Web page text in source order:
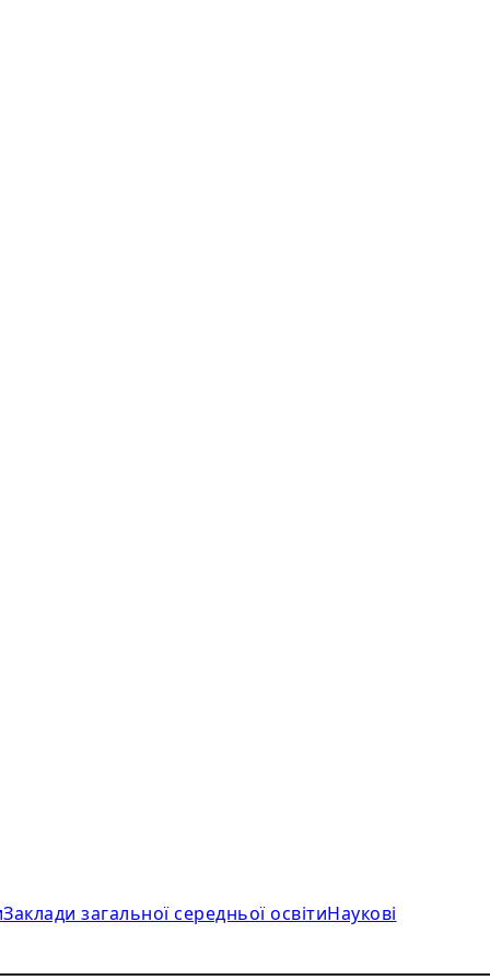
Заклади загальної середньої освітиНаукові